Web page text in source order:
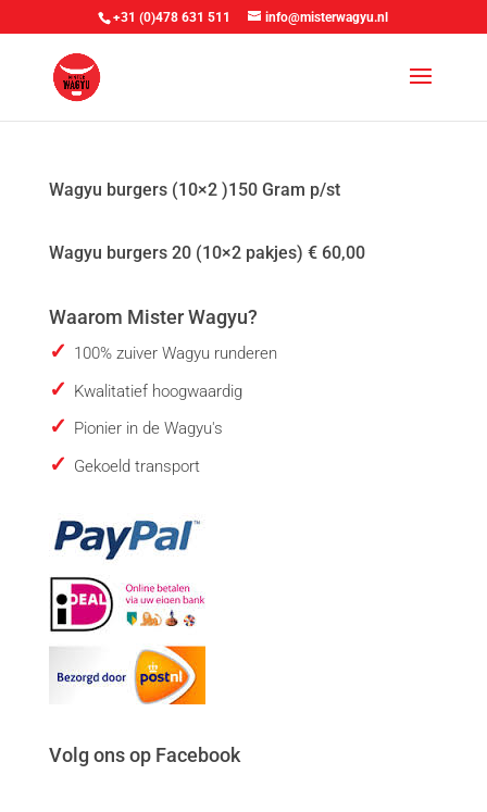
+31 (0)478 631 511 info@misterwagyu.nl
Wagyu burgers (10×2 )150 Gram p/st
Wagyu burgers 20 (10×2 pakjes) € 60,00
Waarom Mister Wagyu?
100% zuiver Wagyu runderen
Kwalitatief hoogwaardig
Pionier in de Wagyu's
Gekoeld transport
Volg ons op Facebook